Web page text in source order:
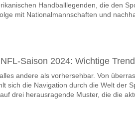
Handballlegenden, die den
mit Nationalmannschaften und
Saison 2024: Wichtige
andere als vorhersehbar. Von
sich die Navigation durch die Welt der
drei herausragende Muster, die die